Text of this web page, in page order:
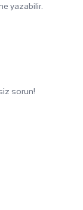
yazabilir.
sorun!